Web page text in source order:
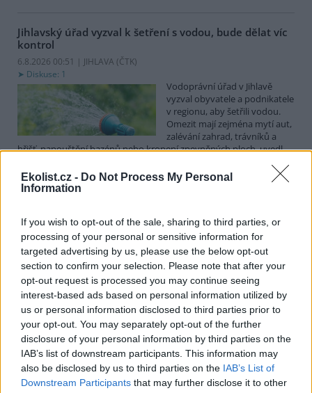
Ekolist.cz - Do Not Process My Personal
Information
If you wish to opt-out of the sale, sharing to third parties, or
processing of your personal or sensitive information for
targeted advertising by us, please use the below opt-out
section to confirm your selection. Please note that after your
opt-out request is processed you may continue seeing
interest-based ads based on personal information utilized by
us or personal information disclosed to third parties prior to
your opt-out. You may separately opt-out of the further
disclosure of your personal information by third parties on the
IAB’s list of downstream participants. This information may
also be disclosed by us to third parties on the IAB’s List of
Downstream Participants that may further disclose it to other
Jihlavský úřad vyzval k šetření s vodou, bude dělat víc
kontrol
6.8.2026 00:51 | JIHLAVA (ČTK)
Diskuse: 1
Vodoprávní úřad v Jihlavě
vyzval obyvatele a podnikatele
v regionu, aby šetřili vodou.
Omezit mají zejména mytí aut,
zalévání zahrad, trávníků a
hřišť, napouštění bazénů nebo kropení zpevněných ploch, uvedl
kontrolovat povolené odběry. Výzva k šetření vodou platí pro
všechny obce spadající pod Jihlavu jako obec s rozšířenou
Celníci odhalili gang překupníků papoušků, zajistili
stovku ptáků
5.8.2026 20:13 (ČTK)
Celníci odhalili gang
překupníků chráněných druhů
papoušků působící v několika
krajích a zajistili asi stovku
ptáků. S odchytem a
zajištěním zvířat celníkům pomohly zoo v Praze, Zlíně a Ostravě. V
ostravské zahradě také papoušci nalezli dočasné útočiště. V
tiskové zprávě nawebucelníků to oznámila mluvčí Celní správy ČR
Martina Kaňková. Případem se zabývá policie.